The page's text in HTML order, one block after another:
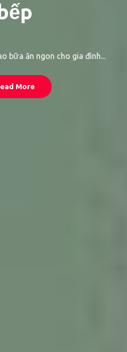
bữa ăn ngon cho gia đình...
More